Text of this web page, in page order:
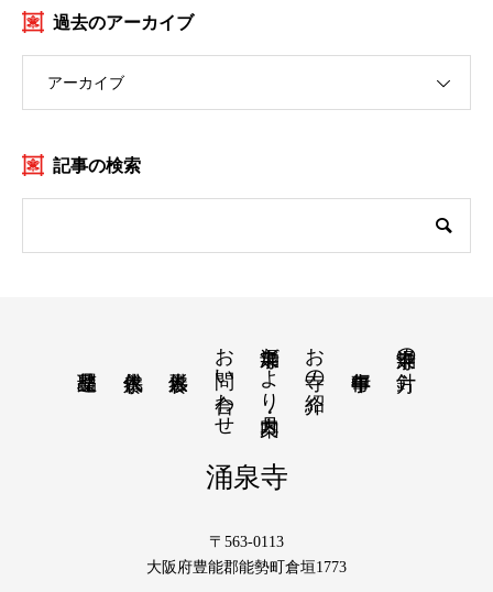
過去のアーカイブ
アーカイブ
記事の検索
涌泉寺の方針
お寺の紹介
涌泉寺だより・月案内
お問い合わせ
涌泉寺
〒563-0113
大阪府豊能郡能勢町倉垣1773